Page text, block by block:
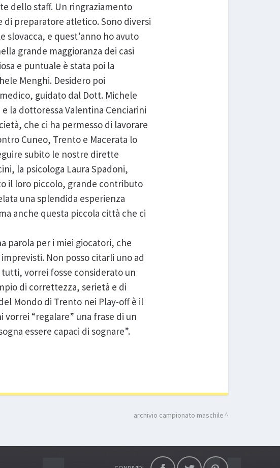
dello staff. Un ringraziamento
di preparatore atletico. Sono diversi
slovacca, e quest’anno ho avuto
grande maggioranza dei casi
e puntuale è stata poi la
Menghi. Desidero poi
guidato dal Dott. Michele
la dottoressa Valentina Cenciarini
che ci ha permesso di lavorare
Cuneo, Trento e Macerata lo
subito le nostre dirette
la psicologa Laura Spadoni,
il loro piccolo, grande contributo
una splendida esperienza
anche questa piccola città che ci
parola per i miei giocatori, che
Non posso citarli uno ad
vorrei fosse considerato un
di correttezza, serietà e di
Mondo di Trento nei Play-off è il
“regalare” una frase di un
essere capaci di sognare”.
archivio campionato maschile